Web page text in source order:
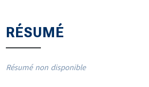
RÉSUMÉ
Résumé non disponible